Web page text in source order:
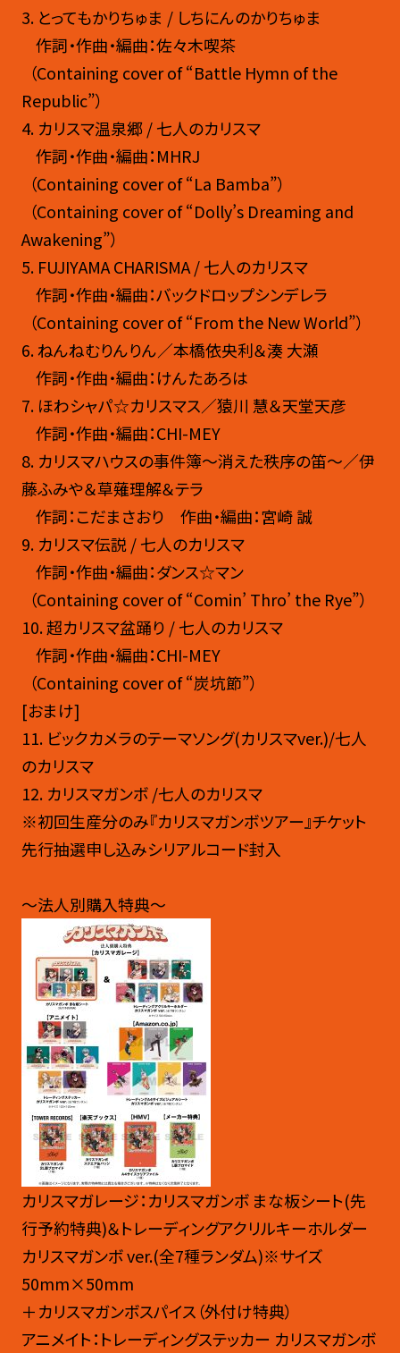
3. とってもかりちゅま / しちにんのかりちゅま
作詞・作曲・編曲：佐々木喫茶
（Containing cover of “Battle Hymn of the
Republic”）
4. カリスマ温泉郷 / 七人のカリスマ
作詞・作曲・編曲：MHRJ
（Containing cover of “La Bamba”）
（Containing cover of “Dolly’s Dreaming and
Awakening”）
5. FUJIYAMA CHARISMA / 七人のカリスマ
作詞・作曲・編曲：バックドロップシンデレラ
（Containing cover of “From the New World”）
6. ねんねむりんりん／本橋依央利＆湊 大瀬
作詞・作曲・編曲：けんたあろは
7. ほわシャパ☆カリスマス／猿川 慧＆天堂天彦
作詞・作曲・編曲：CHI-MEY
8. カリスマハウスの事件簿〜消えた秩序の笛〜／伊
藤ふみや＆草薙理解＆テラ
作詞：こだまさおり 作曲・編曲：宮崎 誠
9. カリスマ伝説 / 七人のカリスマ
作詞・作曲・編曲：ダンス☆マン
（Containing cover of “Comin’ Thro’ the Rye”）
10.超カリスマ盆踊り / 七人のカリスマ
作詞・作曲・編曲：CHI-MEY
（Containing cover of “炭坑節”）
[おまけ]
11. ビックカメラのテーマソング(カリスマver.)/七人
のカリスマ
12. カリスマガンボ /七人のカリスマ
※初回生産分のみ『カリスマガンボツアー』チケット
先行抽選申し込みシリアルコード封入
～法人別購入特典～
カリスマガレージ：カリスマガンボ まな板シート(先
行予約特典)＆トレーディングアクリルキーホルダー
カリスマガンボ ver.(全7種ランダム)※サイズ
50mm×50mm​
＋カリスマガンボスパイス（外付け特典）
アニメイト：トレーディングステッカー カリスマガンボ